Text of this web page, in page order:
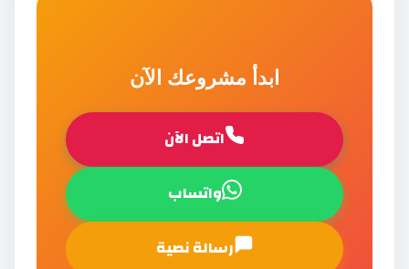
ابدأ مشروعك الآن
اتصل الآن
واتساب
رسالة نصية